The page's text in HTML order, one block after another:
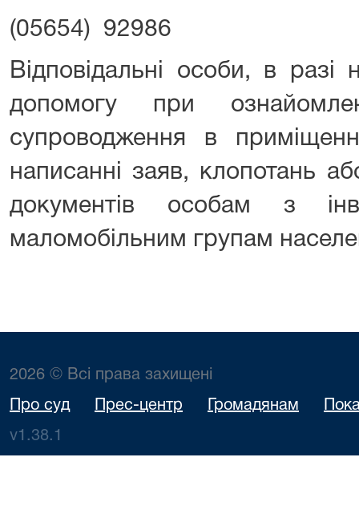
(05654) 92986
Відповідальні особи, в разі
допомогу при
супроводження в
написанні заяв, клопотань
документів особам з
маломобільним групам
2026 © Всі права захищені
Про суд Прес-центр Громадянам
v1.38.1